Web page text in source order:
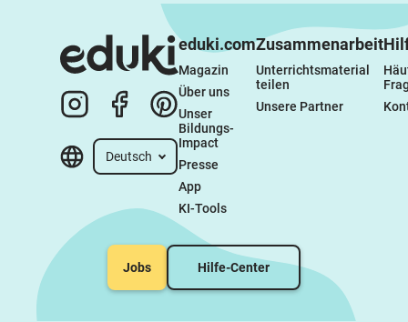
Deutsch
eduki.com
Magazin
Über uns
Unser
Bildungs-
Impact
Presse
App
KI-Tools
Zusammenarbeit
Unterrichtsmaterial
teilen
Unsere Partner
Jobs Hilfe-Center